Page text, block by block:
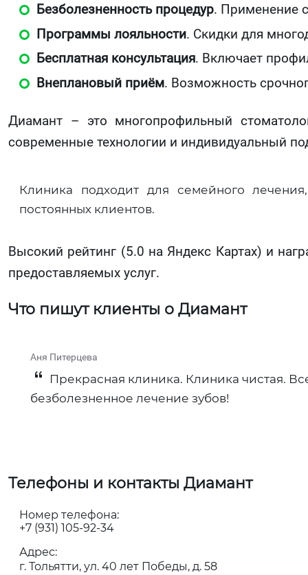
Безболезненность процедур. Применение
Программы лояльности. Скидки для
Бесплатная консультация. Включает
Внеплановый приём. Возможность
Диамант – это многопрофильный
современные технологии и индивидуальный
Клиника подходит для семейного
постоянных клиентов.
Высокий рейтинг (5.0 на Яндекс Картах) и
предоставляемых услуг.
Что пишут клиенты о Диамант
Аня Питерцева
Прекрасная клиника. Клиника чистая.
безболезненное лечение зубов!
Телефоны и контакты Диамант
Номер телефона:
+7 (931) 105-92-34
Адрес:
г. Тольятти, ул. 40 лет Победы, д. 58